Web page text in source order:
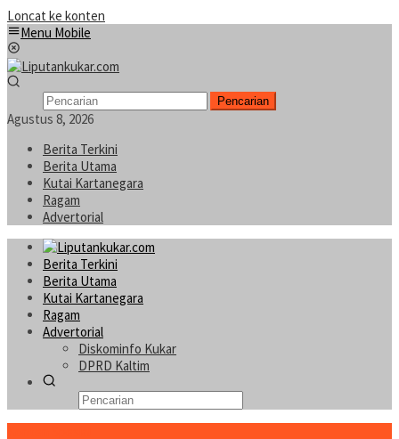
Loncat ke konten
Menu Mobile
Pencarian
Agustus 8, 2026
Berita Terkini
Berita Utama
Kutai Kartanegara
Ragam
Advertorial
Berita Terkini
Berita Utama
Kutai Kartanegara
Ragam
Advertorial
Diskominfo Kukar
DPRD Kaltim